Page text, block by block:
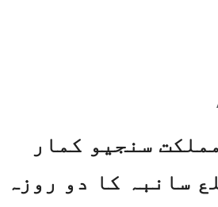
سنجیو کمار
سانبہ کا دو روزہ